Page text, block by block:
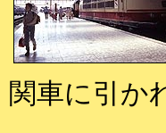
関車に引か